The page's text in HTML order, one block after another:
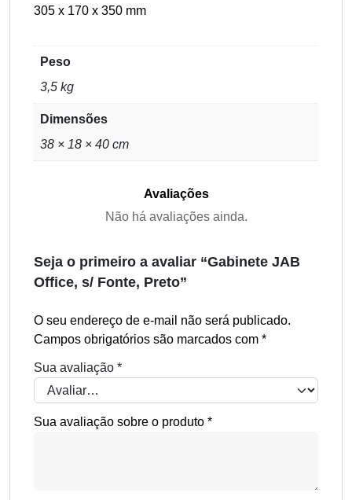
305 x 170 x 350 mm
Peso
3,5 kg
Dimensões
38 × 18 × 40 cm
Avaliações
Não há avaliações ainda.
Seja o primeiro a avaliar “Gabinete JAB
Office, s/ Fonte, Preto”
O seu endereço de e-mail não será publicado.
Campos obrigatórios são marcados com *
Sua avaliação *
Sua avaliação sobre o produto *